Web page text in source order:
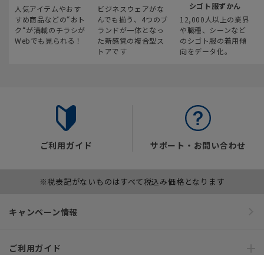
人気アイテムやおす
すめ商品などの“おト
ク“が満載のチラシが
Webでも見られる！
ビジネスウェアがな
んでも揃う、4つのブ
ランドが一体となっ
た新感覚の複合型ス
トアです
シゴト服ずかん
12,000人以上の業界
や職種、シーンなど
のシゴト服の着用傾
向をデータ化。
ご利用ガイド サポート・お問い合わせ
※税表記がないものはすべて税込み価格となります
キャンペーン情報
ご利用ガイド